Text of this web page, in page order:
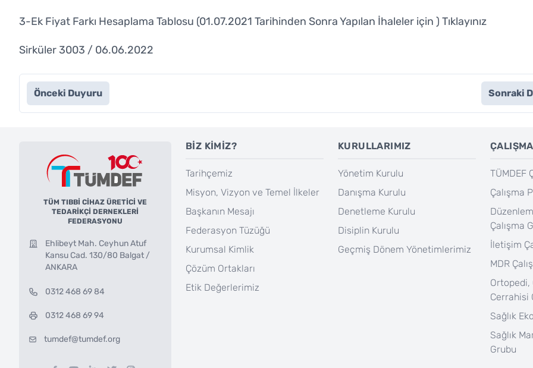
3-Ek Fiyat Farkı Hesaplama Tablosu (01.07.2021 Tarihinden Sonra Yapılan İhaleler için ) Tıklayınız
Sirküler 3003 / 06.06.2022
Önceki Duyuru Sonraki
TÜM TIBBİ CİHAZ ÜRETİCİ VE
TEDARİKÇİ DERNEKLERİ
FEDERASYONU
Ehlibeyt Mah. Ceyhun Atuf
Kansu Cad. 130/80 Balgat /
ANKARA
0312 468 69 84
0312 468 69 94
tumdef@tumdef.org
BİZ KİMİZ?
Tarihçemiz
Misyon, Vizyon ve Temel İlkeler
Başkanın Mesajı
Federasyon Tüzüğü
Kurumsal Kimlik
Çözüm Ortakları
Etik Değerlerimiz
KURULLARIMIZ
Yönetim Kurulu
Danışma Kurulu
Denetleme Kurulu
Disiplin Kurulu
Geçmiş Dönem Yönetimlerimiz
TÜMDEF
Çalışma
Çalışma
İletişim
MDR
Ortopedi,
Cerrahisi
Sağlık
Sağlık
Grubu